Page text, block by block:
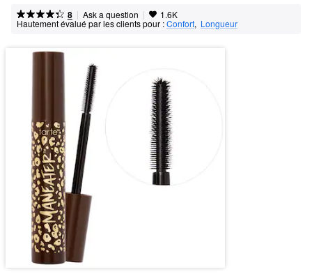
8 | Ask a question | 1.6K
Hautement évalué par les clients pour :Confort, Longueur